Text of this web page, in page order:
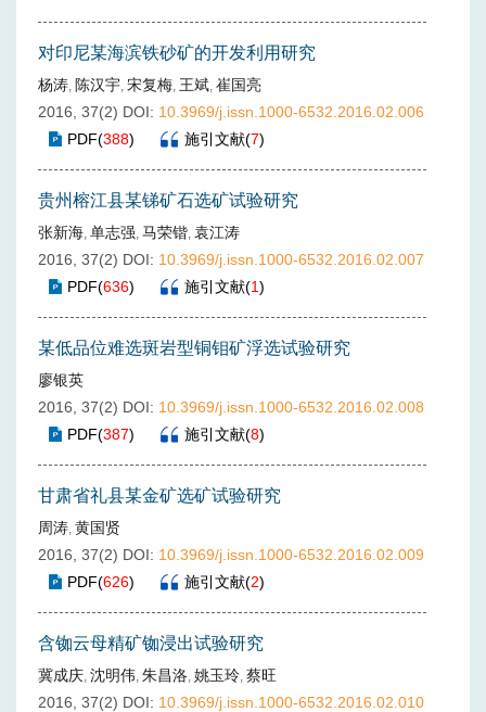
对印尼某海滨铁砂矿的开发利用研究
杨涛, 陈汉宇, 宋复梅, 王斌, 崔国亮
2016, 37(2) DOI: 10.3969/j.issn.1000-6532.2016.02.006
PDF(388) 施引文献(7)
贵州榕江县某锑矿石选矿试验研究
张新海, 单志强, 马荣锴, 袁江涛
2016, 37(2) DOI: 10.3969/j.issn.1000-6532.2016.02.007
PDF(636) 施引文献(1)
某低品位难选斑岩型铜钼矿浮选试验研究
廖银英
2016, 37(2) DOI: 10.3969/j.issn.1000-6532.2016.02.008
PDF(387) 施引文献(8)
甘肃省礼县某金矿选矿试验研究
周涛, 黄国贤
2016, 37(2) DOI: 10.3969/j.issn.1000-6532.2016.02.009
PDF(626) 施引文献(2)
含铷云母精矿铷浸出试验研究
冀成庆, 沈明伟, 朱昌洛, 姚玉玲, 蔡旺
2016, 37(2) DOI: 10.3969/j.issn.1000-6532.2016.02.010